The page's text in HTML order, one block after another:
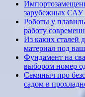
зарубежных САУ
Роботы у
работу
Из каких сталей
материал под
Фундамент на
выбором номер
Семяныч про
садом в